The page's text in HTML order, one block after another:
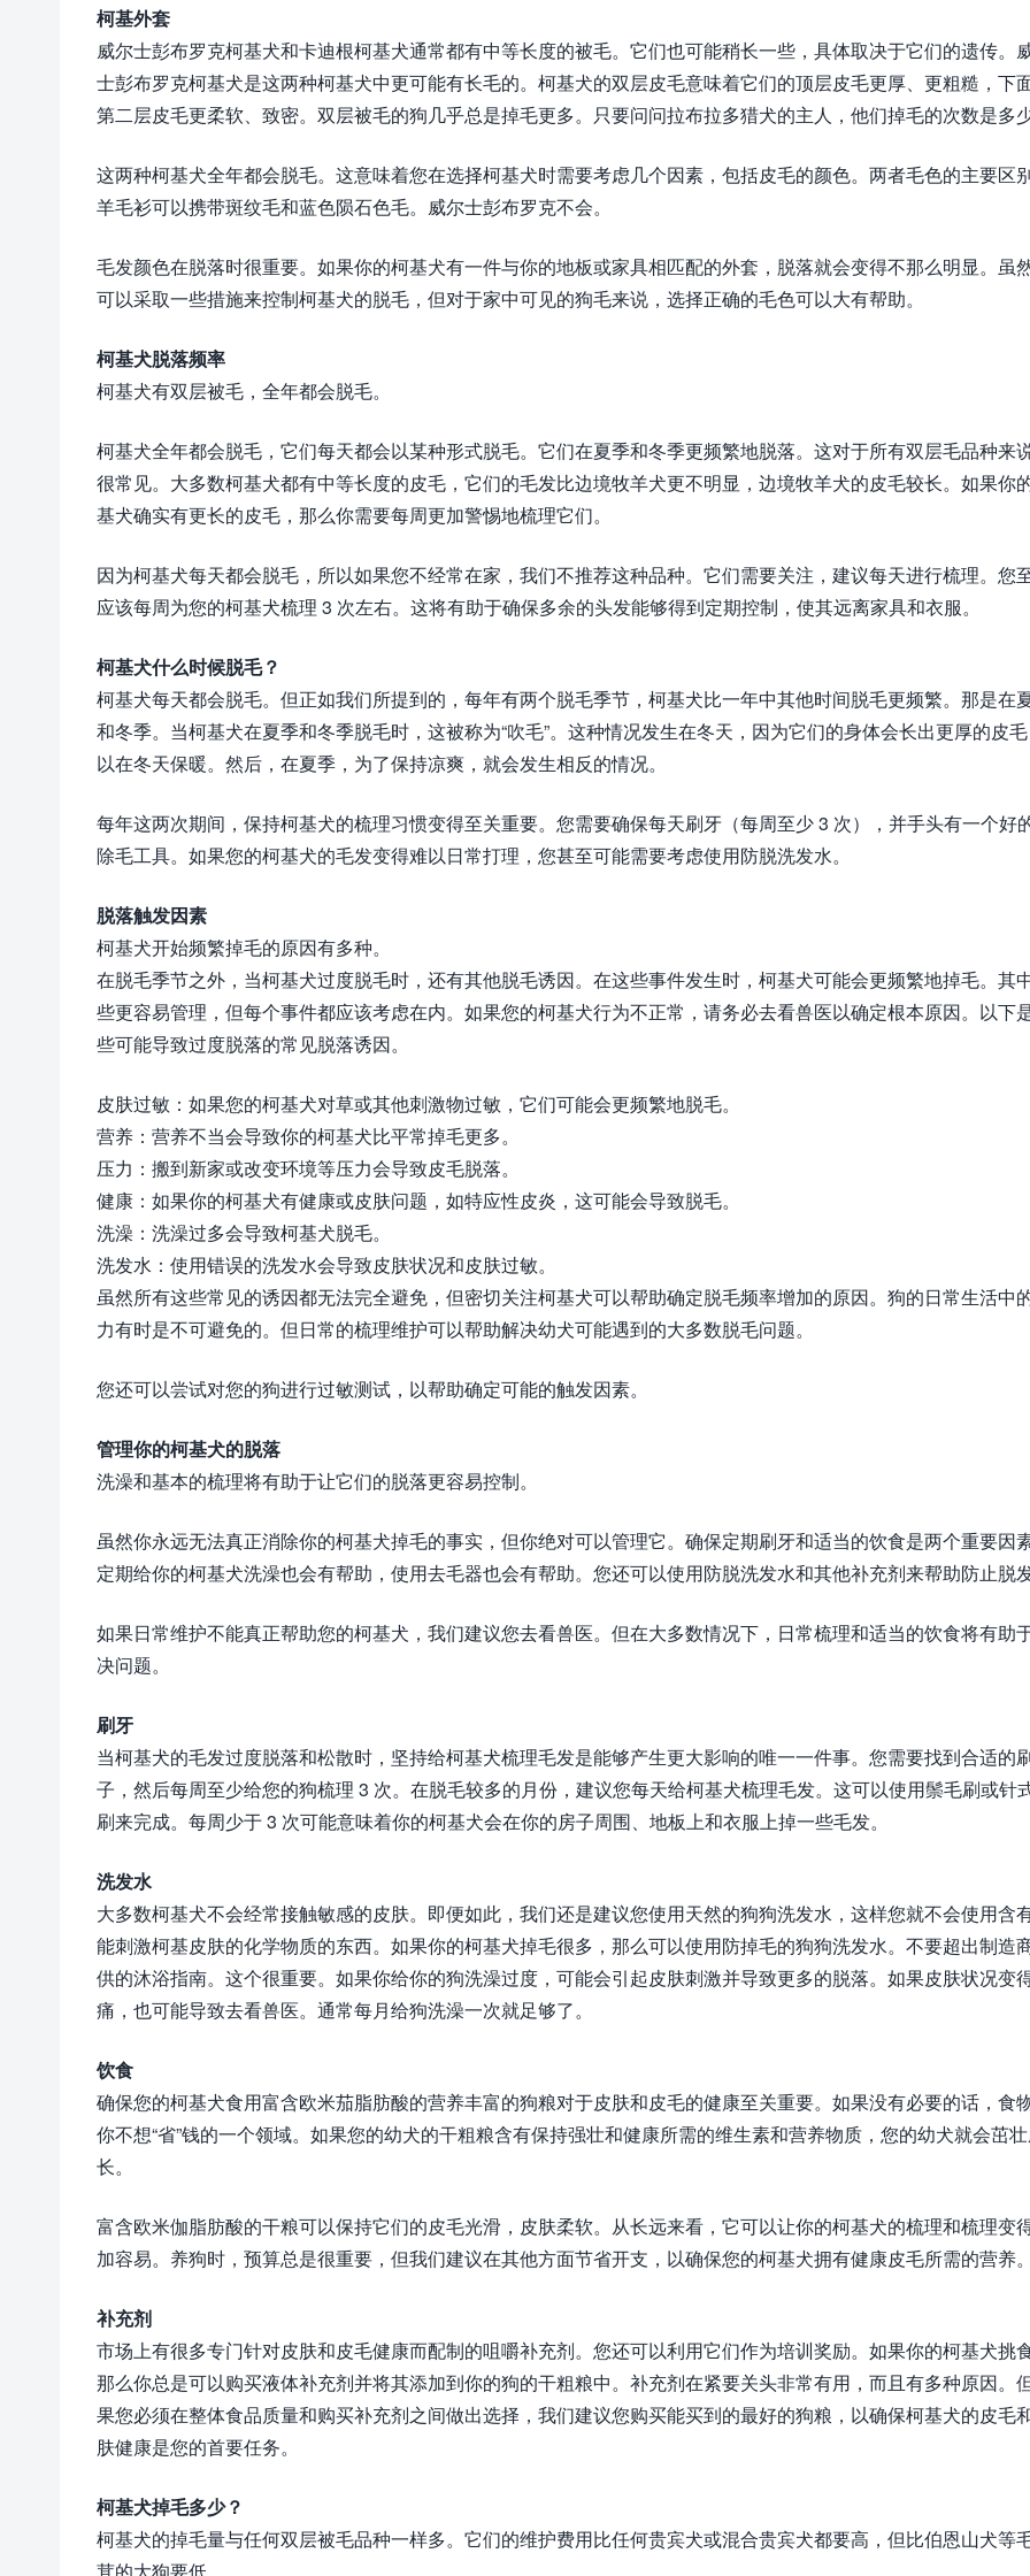
柯基外套
威尔士彭布罗克柯基犬和卡迪根柯基犬通常都有中等长度的被毛。它们也可能稍长一些，具体取决于它们的遗传。
士彭布罗克柯基犬是这两种柯基犬中更可能有长毛的。柯基犬的双层皮毛意味着它们的顶层皮毛更厚、更粗糙，下
第二层皮毛更柔软、致密。双层被毛的狗几乎总是掉毛更多。只要问问拉布拉多猎犬的主人，他们掉毛的次数是多少
这两种柯基犬全年都会脱毛。这意味着您在选择柯基犬时需要考虑几个因素，包括皮毛的颜色。两者毛色的主要区
羊毛衫可以携带斑纹毛和蓝色陨石色毛。威尔士彭布罗克不会。
毛发颜色在脱落时很重要。如果你的柯基犬有一件与你的地板或家具相匹配的外套，脱落就会变得不那么明显。虽
可以采取一些措施来控制柯基犬的脱毛，但对于家中可见的狗毛来说，选择正确的毛色可以大有帮助。
柯基犬脱落频率
柯基犬有双层被毛，全年都会脱毛。
柯基犬全年都会脱毛，它们每天都会以某种形式脱毛。它们在夏季和冬季更频繁地脱落。这对于所有双层毛品种来
很常见。大多数柯基犬都有中等长度的皮毛，它们的毛发比边境牧羊犬更不明显，边境牧羊犬的皮毛较长。如果你
基犬确实有更长的皮毛，那么你需要每周更加警惕地梳理它们。
因为柯基犬每天都会脱毛，所以如果您不经常在家，我们不推荐这种品种。它们需要关注，建议每天进行梳理。您
应该每周为您的柯基犬梳理 3 次左右。这将有助于确保多余的头发能够得到定期控制，使其远离家具和衣服。
柯基犬什么时候脱毛？
柯基犬每天都会脱毛。但正如我们所提到的，每年有两个脱毛季节，柯基犬比一年中其他时间脱毛更频繁。那是在
和冬季。当柯基犬在夏季和冬季脱毛时，这被称为“吹毛”。这种情况发生在冬天，因为它们的身体会长出更厚的皮毛
以在冬天保暖。然后，在夏季，为了保持凉爽，就会发生相反的情况。
每年这两次期间，保持柯基犬的梳理习惯变得至关重要。您需要确保每天刷牙（每周至少 3 次），并手头有一个好
除毛工具。如果您的柯基犬的毛发变得难以日常打理，您甚至可能需要考虑使用防脱洗发水。
脱落触发因素
柯基犬开始频繁掉毛的原因有多种。
在脱毛季节之外，当柯基犬过度脱毛时，还有其他脱毛诱因。在这些事件发生时，柯基犬可能会更频繁地掉毛。其
些更容易管理，但每个事件都应该考虑在内。如果您的柯基犬行为不正常，请务必去看兽医以确定根本原因。以下
些可能导致过度脱落的常见脱落诱因。
皮肤过敏：如果您的柯基犬对草或其他刺激物过敏，它们可能会更频繁地脱毛。
营养：营养不当会导致你的柯基犬比平常掉毛更多。
压力：搬到新家或改变环境等压力会导致皮毛脱落。
健康：如果你的柯基犬有健康或皮肤问题，如特应性皮炎，这可能会导致脱毛。
洗澡：洗澡过多会导致柯基犬脱毛。
洗发水：使用错误的洗发水会导致皮肤状况和皮肤过敏。
虽然所有这些常见的诱因都无法完全避免，但密切关注柯基犬可以帮助确定脱毛频率增加的原因。狗的日常生活中
力有时是不可避免的。但日常的梳理维护可以帮助解决幼犬可能遇到的大多数脱毛问题。
您还可以尝试对您的狗进行过敏测试，以帮助确定可能的触发因素。
管理你的柯基犬的脱落
洗澡和基本的梳理将有助于让它们的脱落更容易控制。
虽然你永远无法真正消除你的柯基犬掉毛的事实，但你绝对可以管理它。确保定期刷牙和适当的饮食是两个重要因素
定期给你的柯基犬洗澡也会有帮助，使用去毛器也会有帮助。您还可以使用防脱洗发水和其他补充剂来帮助防止脱发
如果日常维护不能真正帮助您的柯基犬，我们建议您去看兽医。但在大多数情况下，日常梳理和适当的饮食将有助
决问题。
刷牙
当柯基犬的毛发过度脱落和松散时，坚持给柯基犬梳理毛发是能够产生更大影响的唯一一件事。您需要找到合适的
子，然后每周至少给您的狗梳理 3 次。在脱毛较多的月份，建议您每天给柯基犬梳理毛发。这可以使用鬃毛刷或针
刷来完成。每周少于 3 次可能意味着你的柯基犬会在你的房子周围、地板上和衣服上掉一些毛发。
洗发水
大多数柯基犬不会经常接触敏感的皮肤。即便如此，我们还是建议您使用天然的狗狗洗发水，这样您就不会使用含
能刺激柯基皮肤的化学物质的东西。如果你的柯基犬掉毛很多，那么可以使用防掉毛的狗狗洗发水。不要超出制造
供的沐浴指南。这个很重要。如果你给你的狗洗澡过度，可能会引起皮肤刺激并导致更多的脱落。如果皮肤状况变
痛，也可能导致去看兽医。通常每月给狗洗澡一次就足够了。
饮食
确保您的柯基犬食用富含欧米茄脂肪酸的营养丰富的狗粮对于皮肤和皮毛的健康至关重要。如果没有必要的话，食
你不想“省”钱的一个领域。如果您的幼犬的干粗粮含有保持强壮和健康所需的维生素和营养物质，您的幼犬就会茁
长。
富含欧米伽脂肪酸的干粮可以保持它们的皮毛光滑，皮肤柔软。从长远来看，它可以让你的柯基犬的梳理和梳理变
加容易。养狗时，预算总是很重要，但我们建议在其他方面节省开支，以确保您的柯基犬拥有健康皮毛所需的营养。
补充剂
市场上有很多专门针对皮肤和皮毛健康而配制的咀嚼补充剂。您还可以利用它们作为培训奖励。如果你的柯基犬挑
那么你总是可以购买液体补充剂并将其添加到你的狗的干粗粮中。补充剂在紧要关头非常有用，而且有多种原因。
果您必须在整体食品质量和购买补充剂之间做出选择，我们建议您购买能买到的最好的狗粮，以确保柯基犬的皮毛
肤健康是您的首要任务。
柯基犬掉毛多少？
柯基犬的掉毛量与任何双层被毛品种一样多。它们的维护费用比任何贵宾犬或混合贵宾犬都要高，但比伯恩山犬等